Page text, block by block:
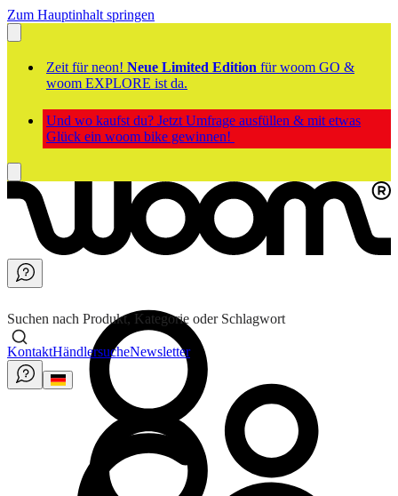
Zum Hauptinhalt springen
Zeit für neon! Neue Limited Edition für woom GO &
woom EXPLORE ist da.
Und wo kaufst du? Jetzt Umfrage ausfüllen & mit etwas
Glück ein woom bike gewinnen!
Suchen nach Produkt, Kategorie oder Schlagwort
KontaktHändlersucheNewsletter